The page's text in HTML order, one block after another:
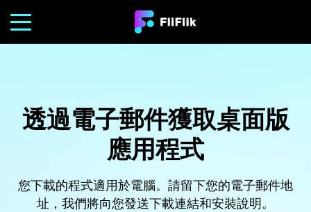
透過電子郵件獲取桌面版
應用程式
您下載的程式適用於電腦。請留下您的電子郵件地
址，我們將向您發送下載連結和安裝說明。